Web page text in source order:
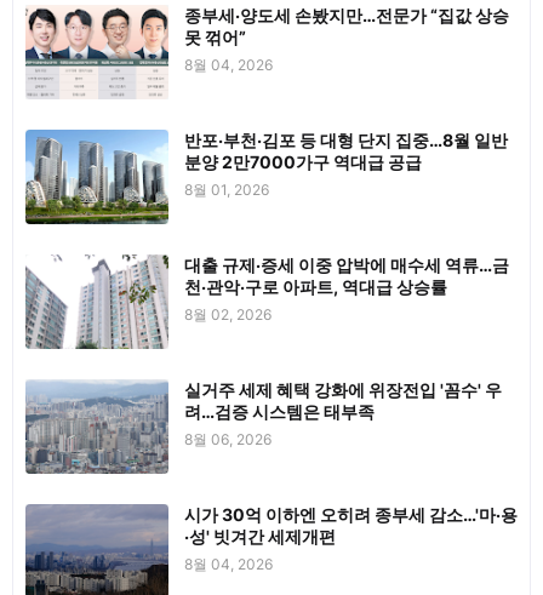
종부세·양도세 손봤지만…전문가 “집값 상승
못 꺾어”
8월 04, 2026
반포·부천·김포 등 대형 단지 집중…8월 일반
분양 2만7000가구 역대급 공급
8월 01, 2026
대출 규제·증세 이중 압박에 매수세 역류…금
천·관악·구로 아파트, 역대급 상승률
8월 02, 2026
실거주 세제 혜택 강화에 위장전입 '꼼수' 우
려…검증 시스템은 태부족
8월 06, 2026
시가 30억 이하엔 오히려 종부세 감소…'마·용
·성' 빗겨간 세제개편
8월 04, 2026